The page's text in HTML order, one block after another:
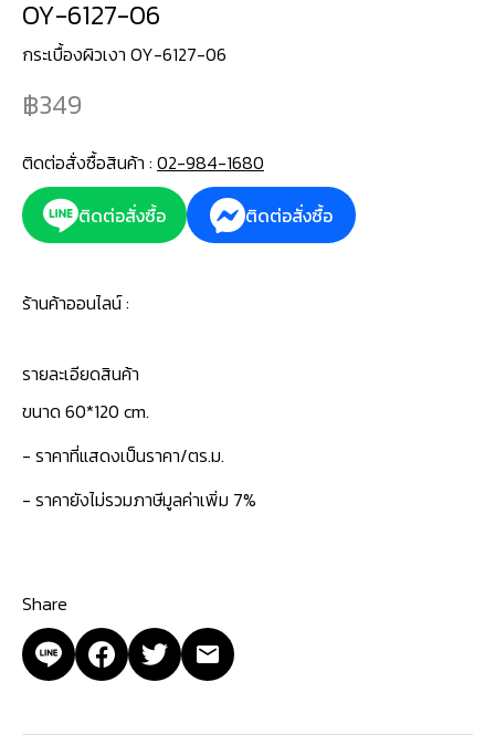
OY-6127-06
กระเบื้องผิวเงา OY-6127-06
349
ติดต่อสั่งซื้อสินค้า : 02-984-1680
ติดต่อสั่งซื้อ
ติดต่อสั่งซื้อ
ร้านค้าออนไลน์ :
รายละเอียดสินค้า
ขนาด 60*120 cm.
- ราคาที่แสดงเป็นราคา/ตร.ม.
- ราคายังไม่รวมภาษีมูลค่าเพิ่ม 7%
Share